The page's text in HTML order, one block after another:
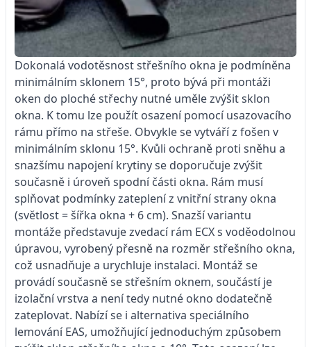
Dokonalá vodotěsnost střešního okna je podmíněna
minimálním sklonem 15°, proto bývá při montáži
oken do ploché střechy nutné uměle zvýšit sklon
okna. K tomu lze použít osazení pomocí usazovacího
rámu přímo na střeše. Obvykle se vytváří z fošen v
minimálním sklonu 15°. Kvůli ochraně proti sněhu a
snazšímu napojení krytiny se doporučuje zvýšit
současně i úroveň spodní části okna. Rám musí
splňovat podmínky zateplení z vnitřní strany okna
(světlost = šířka okna + 6 cm). Snazší variantu
montáže představuje zvedací rám ECX s voděodolnou
úpravou, vyrobený přesně na rozměr střešního okna,
což usnadňuje a urychluje instalaci. Montáž se
provádí současně se střešním oknem, součástí je
izolační vrstva a není tedy nutné okno dodatečně
zateplovat. Nabízí se i alternativa speciálního
lemování EAS, umožňující jednoduchým způsobem